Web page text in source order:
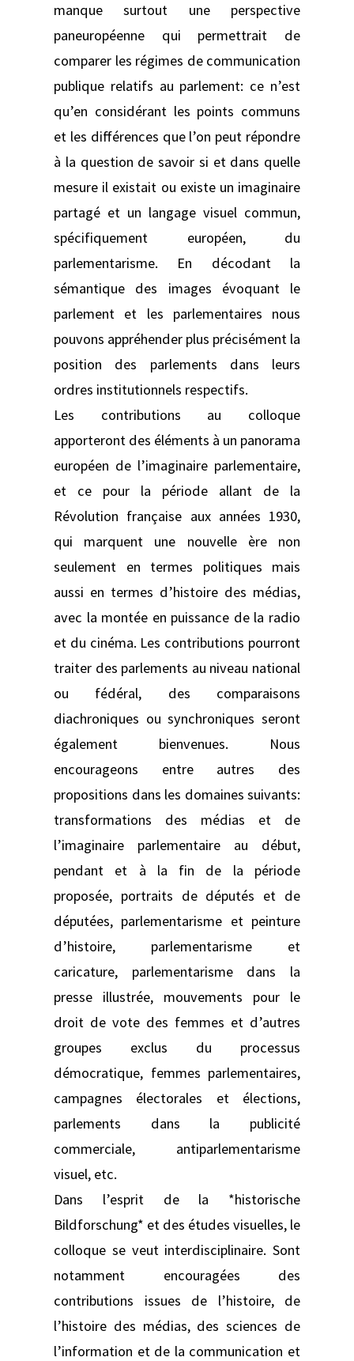
manque surtout une perspective
paneuropéenne qui permettrait de
comparer les régimes de communication
publique relatifs au parlement: ce n’est
qu’en considérant les points communs
et les différences que l’on peut répondre
à la question de savoir si et dans quelle
mesure il existait ou existe un imaginaire
partagé et un langage visuel commun,
spécifiquement européen, du
parlementarisme. En décodant la
sémantique des images évoquant le
parlement et les parlementaires nous
pouvons appréhender plus précisément la
position des parlements dans leurs
ordres institutionnels respectifs.
Les contributions au colloque
apporteront des éléments à un panorama
européen de l’imaginaire parlementaire,
et ce pour la période allant de la
Révolution française aux années 1930,
qui marquent une nouvelle ère non
seulement en termes politiques mais
aussi en termes d’histoire des médias,
avec la montée en puissance de la radio
et du cinéma. Les contributions pourront
traiter des parlements au niveau national
ou fédéral, des comparaisons
diachroniques ou synchroniques seront
également bienvenues. Nous
encourageons entre autres des
propositions dans les domaines suivants:
transformations des médias et de
l’imaginaire parlementaire au début,
pendant et à la fin de la période
proposée, portraits de députés et de
députées, parlementarisme et peinture
d’histoire, parlementarisme et
caricature, parlementarisme dans la
presse illustrée, mouvements pour le
droit de vote des femmes et d’autres
groupes exclus du processus
démocratique, femmes parlementaires,
campagnes électorales et élections,
parlements dans la publicité
commerciale, antiparlementarisme
visuel, etc.
Dans l’esprit de la *historische
Bildforschung* et des études visuelles, le
colloque se veut interdisciplinaire. Sont
notamment encouragées des
contributions issues de l’histoire, de
l’histoire des médias, des sciences de
l’information et de la communication et